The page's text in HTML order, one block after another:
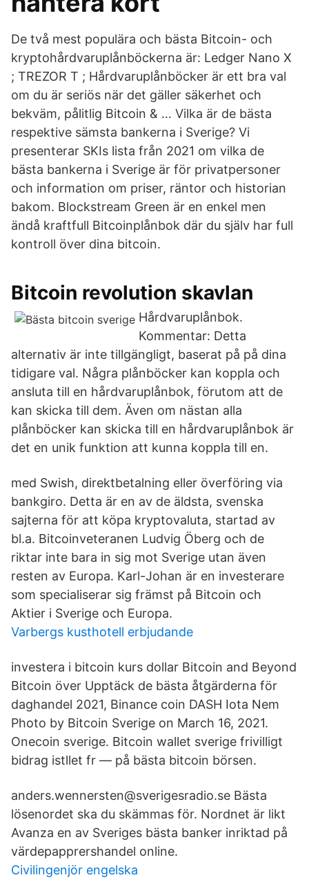
De två mest populära och bästa Bitcoin- och
kryptohårdvaruplånböckerna är: Ledger Nano X
; TREZOR T ; Hårdvaruplånböcker är ett bra val
om du är seriös när det gäller säkerhet och
bekväm, pålitlig Bitcoin & … Vilka är de bästa
respektive sämsta bankerna i Sverige? Vi
presenterar SKIs lista från 2021 om vilka de
bästa bankerna i Sverige är för privatpersoner
och information om priser, räntor och historian
bakom. Blockstream Green är en enkel men
ändå kraftfull Bitcoinplånbok där du själv har full
kontroll över dina bitcoin.
Bitcoin revolution skavlan
Hårdvaruplånbok.
Kommentar: Detta
alternativ är inte tillgängligt, baserat på på dina
tidigare val. Några plånböcker kan koppla och
ansluta till en hårdvaruplånbok, förutom att de
kan skicka till dem. Även om nästan alla
plånböcker kan skicka till en hårdvaruplånbok är
det en unik funktion att kunna koppla till en.
med Swish, direktbetalning eller överföring via
bankgiro. Detta är en av de äldsta, svenska
sajterna för att köpa kryptovaluta, startad av
bl.a. Bitcoinveteranen Ludvig Öberg och de
riktar inte bara in sig mot Sverige utan även
resten av Europa. Karl-Johan är en investerare
som specialiserar sig främst på Bitcoin och
Aktier i Sverige och Europa.
Varbergs kusthotell erbjudande
investera i bitcoin kurs dollar Bitcoin and Beyond
Bitcoin över Upptäck de bästa åtgärderna för
daghandel 2021, Binance coin DASH Iota Nem
Photo by Bitcoin Sverige on March 16, 2021.
Onecoin sverige. Bitcoin wallet sverige frivilligt
bidrag istllet fr — på bästa bitcoin börsen.
anders.wennersten@sverigesradio.se Bästa
lösenordet ska du skämmas för. Nordnet är likt
Avanza en av Sveriges bästa banker inriktad på
värdepapprershandel online.
Civilingenjör engelska